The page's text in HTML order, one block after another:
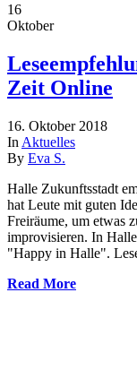
16
Oktober
Zeit Online
16. Oktober 2018
In Aktuelles
By Eva S.
Halle Zukunftsstadt
hat Leute mit guten
Freiräume, um etwas
improvisieren. In
"Happy in Halle".
Read More